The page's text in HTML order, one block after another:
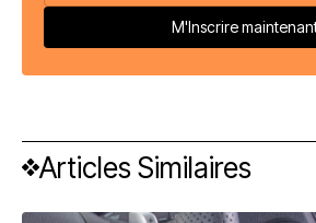
Articles Similaires